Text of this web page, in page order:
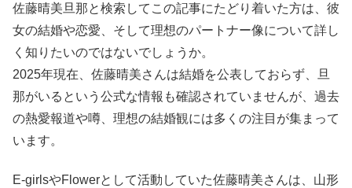
佐藤晴美旦那と検索してこの記事にたどり着いた方は、彼
女の結婚や恋愛、そして理想のパートナー像について詳し
く知りたいのではないでしょうか。
2025年現在、佐藤晴美さんは結婚を公表しておらず、旦
那がいるという公式な情報も確認されていませんが、過去
の熱愛報道や噂、理想の結婚観には多くの注目が集まって
います。
E-girlsやFlowerとして活動していた佐藤晴美さんは、山形